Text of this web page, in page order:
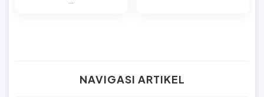
NAVIGASI ARTIKEL